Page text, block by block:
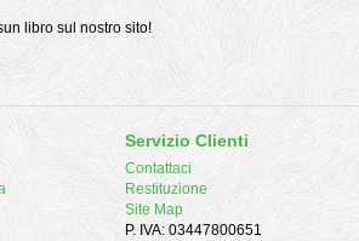
libro sul nostro sito!
Servizio Clienti
Contattaci
Restituzione
Site Map
P. IVA: 03447800651